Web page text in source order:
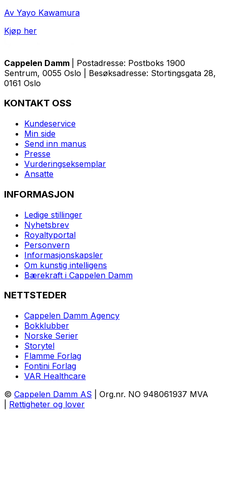
Av Yayo Kawamura
Kjøp her
Cappelen Damm
| Postadresse: Postboks 1900
Sentrum, 0055 Oslo | Besøksadresse: Stortingsgata 28,
0161 Oslo
KONTAKT OSS
Kundeservice
Min side
Send inn manus
Presse
Vurderingseksemplar
Ansatte
INFORMASJON
Ledige stillinger
Nyhetsbrev
Royaltyportal
Personvern
Informasjonskapsler
Om kunstig intelligens
Bærekraft i Cappelen Damm
NETTSTEDER
Cappelen Damm Agency
Bokklubber
Norske Serier
Storytel
Flamme Forlag
Fontini Forlag
VAR Healthcare
© Cappelen Damm AS | Org.nr. NO 948061937 MVA
Rettigheter og lover